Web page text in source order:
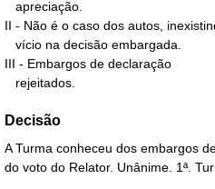
II - Não é o caso dos autos,
III - Embargos de declaração
   rejeitados.
Decisão
A Turma conheceu dos embargos
do voto do Relator. Unânime. 1ª.